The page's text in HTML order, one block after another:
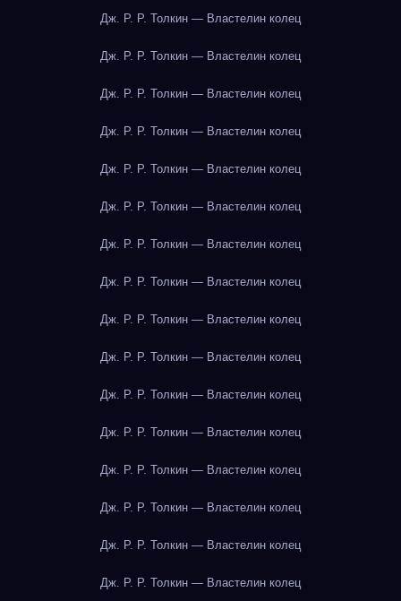
Дж. Р. Р. Толкин — Властелин колец
Дж. Р. Р. Толкин — Властелин колец
Дж. Р. Р. Толкин — Властелин колец
Дж. Р. Р. Толкин — Властелин колец
Дж. Р. Р. Толкин — Властелин колец
Дж. Р. Р. Толкин — Властелин колец
Дж. Р. Р. Толкин — Властелин колец
Дж. Р. Р. Толкин — Властелин колец
Дж. Р. Р. Толкин — Властелин колец
Дж. Р. Р. Толкин — Властелин колец
Дж. Р. Р. Толкин — Властелин колец
Дж. Р. Р. Толкин — Властелин колец
Дж. Р. Р. Толкин — Властелин колец
Дж. Р. Р. Толкин — Властелин колец
Дж. Р. Р. Толкин — Властелин колец
Дж. Р. Р. Толкин — Властелин колец